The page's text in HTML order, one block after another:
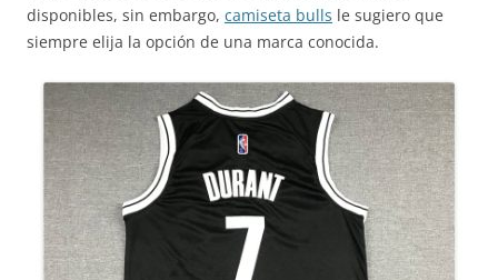
disponibles, sin embargo, camiseta bulls le sugiero que
siempre elija la opción de una marca conocida.